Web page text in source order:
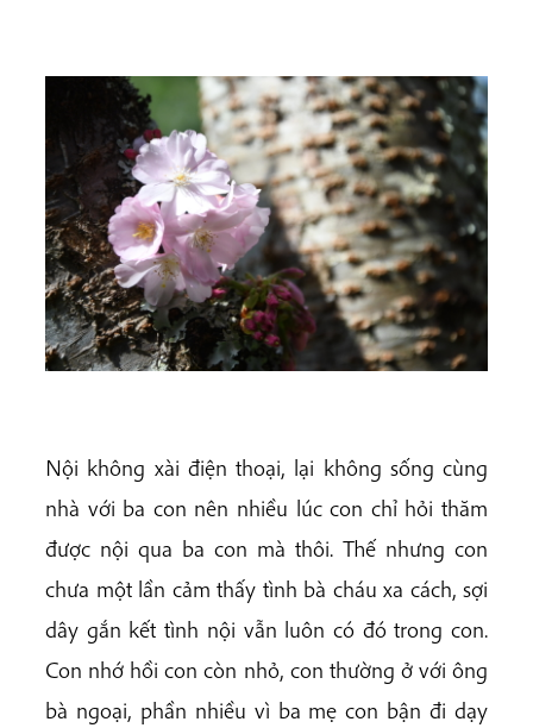
Nội không xài điện thoại, lại không sống cùng
nhà với ba con nên nhiều lúc con chỉ hỏi thăm
được nội qua ba con mà thôi. Thế nhưng con
chưa một lần cảm thấy tình bà cháu xa cách, sợi
dây gắn kết tình nội vẫn luôn có đó trong con.
Con nhớ hồi con còn nhỏ, con thường ở với ông
bà ngoại, phần nhiều vì ba mẹ con bận đi dạy